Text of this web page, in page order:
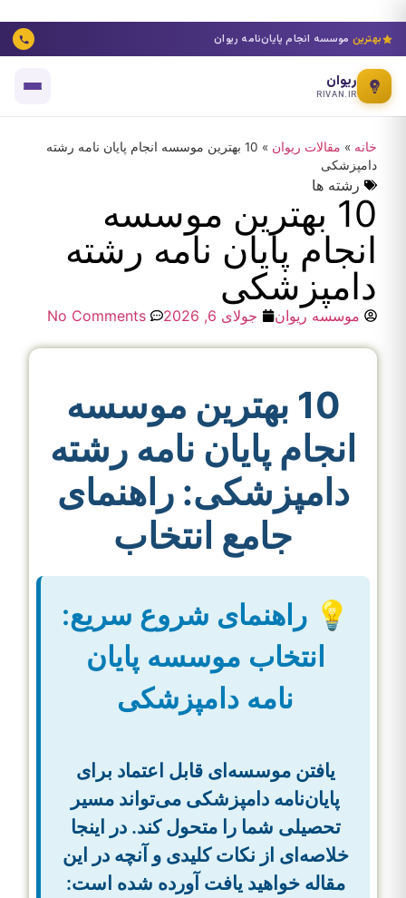
بهترین موسسه انجام پایان‌نامه ریوان
ریوان
RIVAN.IR
خانه » مقالات ریوان »
10 بهترین موسسه انجام پایان نامه رشته
دامپزشکی
رشته ها
10 بهترین موسسه
انجام پایان نامه رشته
دامپزشکی
موسسه ریوان جولای 6, 2026 No Comments
10 بهترین موسسه
انجام پایان نامه رشته
دامپزشکی: راهنمای
جامع انتخاب
💡 راهنمای شروع سریع:
انتخاب موسسه پایان
نامه دامپزشکی
یافتن موسسه‌ای قابل اعتماد برای
پایان‌نامه دامپزشکی می‌تواند مسیر
تحصیلی شما را متحول کند. در اینجا
خلاصه‌ای از نکات کلیدی و آنچه در این
مقاله خواهید یافت آورده شده است: